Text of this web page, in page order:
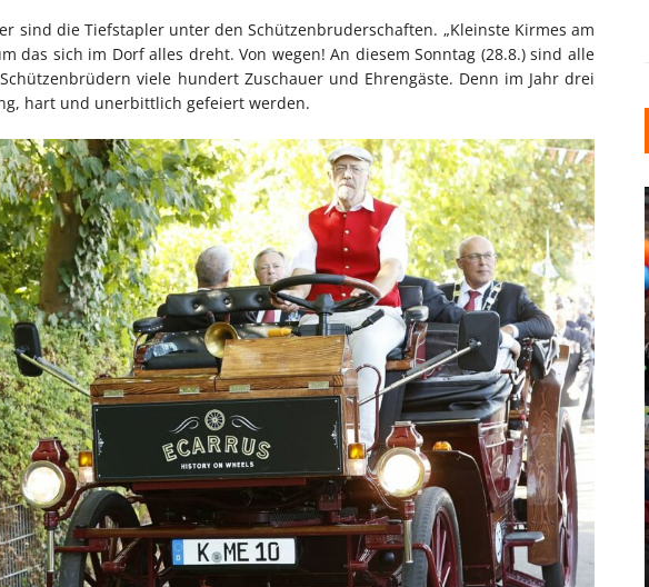
sind die Tiefstapler unter den Schützenbruderschaften. „Kleinste Kirmes am
das sich im Dorf alles dreht. Von wegen! An diesem Sonntag (28.8.) sind alle
viele hundert Zuschauer und Ehrengäste. Denn im Jahr drei
hart und unerbittlich gefeiert werden.
INDUSTRIELLER CHIC: WIE
KUNSTSTOFFFENSTER DEN
LOFT-STIL IN IHREM
EINFAMILIENHAUS
UNTERSTÜTZEN
Die Inspiration des industriellen Chics sind die
Werkshallen des Industriezeitalters. Die Basis für
diesen Stil sind große Räume, schlicht gehalten
mit rustikalen Elementen und großen
Fensterflächen. Wie so vieles wurde ...